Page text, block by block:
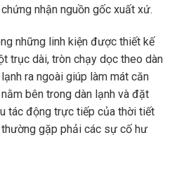
nhận nguồn gốc xuất xứ.
những linh kiện được thiết kế
trục dài, tròn chạy dọc theo dàn
ra ngoài giúp làm mát căn
bên trong dàn lạnh và đặt
tác động trực tiếp của thời tiết
gặp phải các sự cố hư